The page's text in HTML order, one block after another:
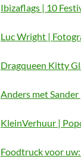
Ibizaflags | 10
Luc Wright |
Dragqueen Kitty
Anders met
KleinVerhuur |
Foodtruck voor